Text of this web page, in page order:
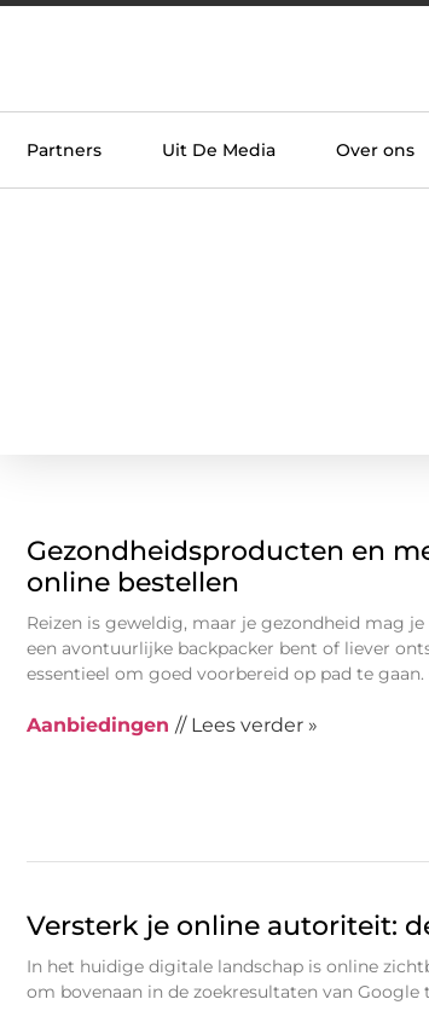
Partners Uit De Media Over ons
Gezondheidsproducten en
online bestellen
Reizen is geweldig, maar je gezondheid mag
een avontuurlijke backpacker bent of liever
essentieel om goed voorbereid op pad te
Aanbiedingen // Lees verder »
Versterk je online autoriteit:
In het huidige digitale landschap is online
om bovenaan in de zoekresultaten van